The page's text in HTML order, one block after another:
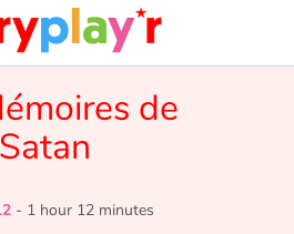
de
Satan
- 1 hour 12 minutes